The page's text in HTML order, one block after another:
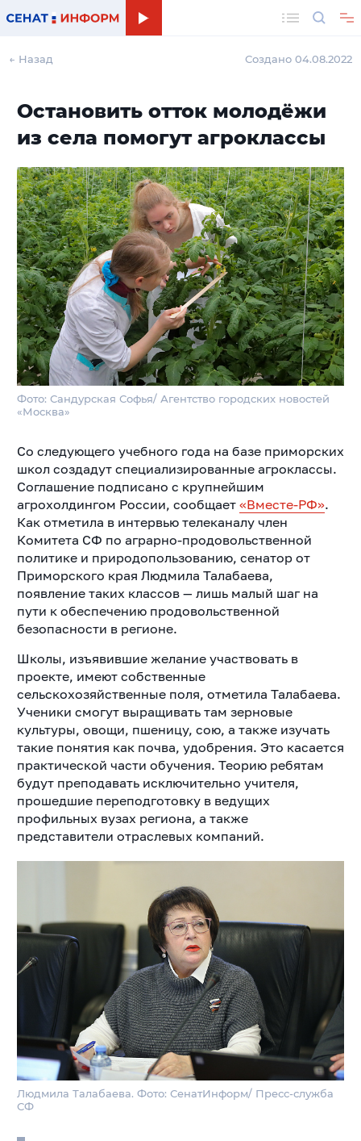
← Назад Создано 04.08.2022
Остановить отток молодёжи
из села помогут агроклассы
Фото: Сандурская Софья/ Агентство городских новостей
«Москва»
Со следующего учебного года на базе приморских
школ создадут специализированные агроклассы.
Соглашение подписано с крупнейшим
агрохолдингом России, сообщает «Вместе-РФ».
Как отметила в интервью телеканалу член
Комитета СФ по аграрно-продовольственной
политике и природопользованию, сенатор от
Приморского края Людмила Талабаева,
появление таких классов — лишь малый шаг на
пути к обеспечению продовольственной
безопасности в регионе.
Школы, изъявившие желание участвовать в
проекте, имеют собственные
сельскохозяйственные поля, отметила Талабаева.
Ученики смогут выращивать там зерновые
культуры, овощи, пшеницу, сою, а также изучать
такие понятия как почва, удобрения. Это касается
практической части обучения. Теорию ребятам
будут преподавать исключительно учителя,
прошедшие переподготовку в ведущих
профильных вузах региона, а также
представители отраслевых компаний.
Людмила Талабаева. Фото: СенатИнформ/ Пресс-служба
СФ